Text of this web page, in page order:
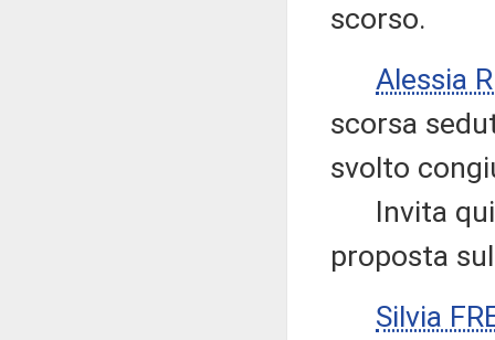
scorso.
Alessia
scorsa
svolto
Invita
proposta
Silvia